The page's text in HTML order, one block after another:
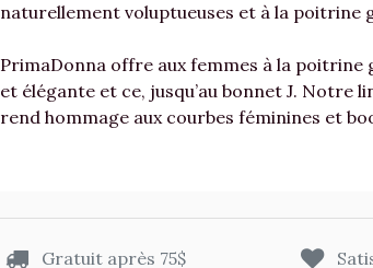
naturellement voluptueuses et à la poitrine
PrimaDonna offre aux femmes à la poitrine
et élégante et ce, jusqu’au bonnet J. Notre
rend hommage aux courbes féminines et
Gratuit après 75$